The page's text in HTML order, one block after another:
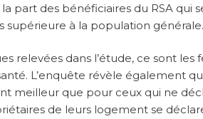
part des bénéficiaires du RSA qui
supérieure à la population générale.
relevées dans l’étude, ce sont
L’enquête révèle également
meilleur que pour ceux qui ne
de leurs logement se